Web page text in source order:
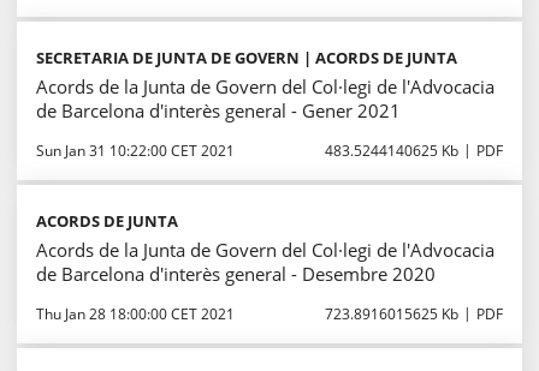
SECRETARIA DE JUNTA DE GOVERN | ACORDS DE JUNTA
Acords de la Junta de Govern del Col·legi de l'Advocacia
de Barcelona d'interès general - Gener 2021
Sun Jan 31 10:22:00 CET 2021 483.5244140625 Kb PDF
ACORDS DE JUNTA
Acords de la Junta de Govern del Col·legi de l'Advocacia
de Barcelona d'interès general - Desembre 2020
Thu Jan 28 18:00:00 CET 2021 723.8916015625 Kb PDF